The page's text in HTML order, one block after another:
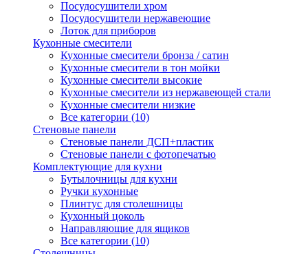
Посудосушители хром
Посудосушители нержавеющие
Лоток для приборов
Кухонные смесители
Кухонные смесители бронза / сатин
Кухонные смесители в тон мойки
Кухонные смесители высокие
Кухонные смесители из нержавеющей стали
Кухонные смесители низкие
Все категории (10)
Стеновые панели
Стеновые панели ДСП+пластик
Стеновые панели с фотопечатью
Комплектующие для кухни
Бутылочницы для кухни
Ручки кухонные
Плинтус для столешницы
Кухонный цоколь
Направляющие для ящиков
Все категории (10)